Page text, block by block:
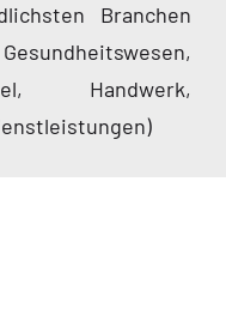
Branchen
Handwerk,